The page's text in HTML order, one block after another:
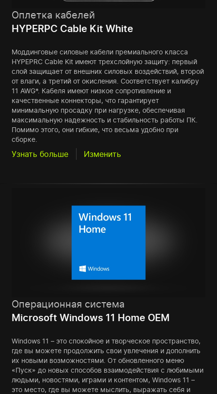
Оплетка кабелей
HYPERPC Cable Kit White
Моддинговые силовые кабели премиального класса
HYPEPRC Cable Kit имеют трехслойную защиту: первый
слой защищает от внешних силовых воздействий, второй
от влаги, а третий от окисления. Соответствует калибру
11 AWG*. Кабеля имеют низкое сопротивление и
качественные коннекторы, что гарантирует
минимальную просадку при нагрузке, обеспечивая
максимальную надежность и стабильность работы ПК.
Помимо этого, они гибкие, что весьма удобно при
сборке.
Узнать больше Изменить
Операционная система
Microsoft Windows 11 Home OEM
Windows 11 – это спокойное и творческое пространство,
где вы можете продолжить свои увлечения и дополнить
их новыми возможностями. От обновленного меню
«Пуск» до новых способов взаимодействия с любимыми
людьми, новостями, играми и контентом, Windows 11 –
это место, где вы можете мыслить, выражать себя и